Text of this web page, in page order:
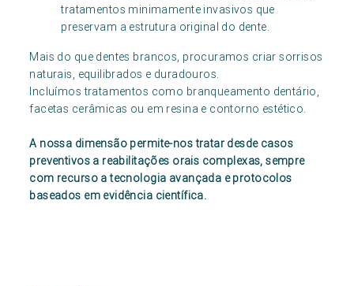
tratamentos minimamente invasivos que
preservam a estrutura original do dente.
Mais do que dentes brancos, procuramos criar sorrisos
naturais, equilibrados e duradouros.
Incluímos tratamentos como branqueamento dentário,
facetas cerâmicas ou em resina e contorno estético.
A nossa dimensão permite-nos tratar desde casos
preventivos a reabilitações orais complexas, sempre
com recurso a tecnologia avançada e protocolos
baseados em evidência científica.